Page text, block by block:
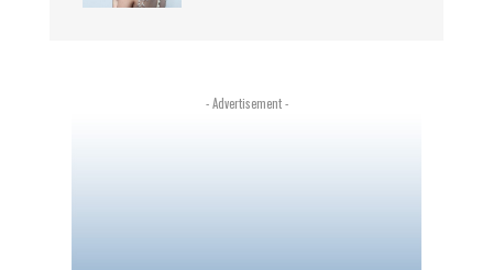
- Advertisement -